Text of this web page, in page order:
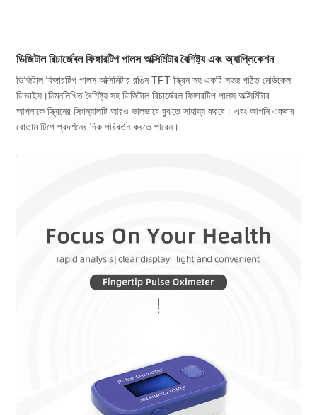
ডিজিটাল রিচার্জেবল ফিঙ্গারটিপ পালস অক্সিমিটার বৈশিষ্ট্য এবং অ্যাপ্লিকেশন
ডিজিটাল ফিঙ্গারটিপ পালস অক্সিমিটার রঙিন TFT স্ক্রিন সহ একটি সহজ পঠিত মেডিকেল
ডিভাইস।নিম্নলিখিত বৈশিষ্ট্য সহ ডিজিটাল রিচার্জেবল ফিঙ্গারটিপ পালস অক্সিমিটার
আপনাকে স্ক্রিনের সিগন্যালটি আরও ভালভাবে বুঝতে সাহায্য করবে। এবং আপনি একবার
বোতাম টিপে প্রদর্শনের দিক পরিবর্তন করতে পারেন।